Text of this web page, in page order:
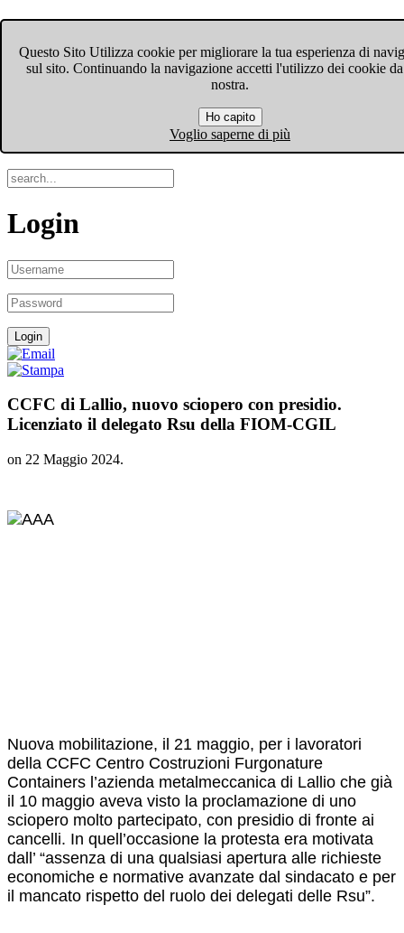
Questo Sito Utilizza cookie per migliorare la tua esperienza di
sul sito. Continuando la navigazione accetti l'utilizzo dei cookie
nostra.
Ho capito
Voglio saperne di più
Login
CCFC di Lallio, nuovo sciopero con presidio.
Licenziato il delegato Rsu della FIOM-CGIL
on 22 Maggio 2024.
Nuova mobilitazione, il 21 maggio, per i lavoratori
della CCFC Centro Costruzioni Furgonature
Containers l’azienda metalmeccanica di Lallio che già
il 10 maggio aveva visto la proclamazione di uno
sciopero molto partecipato, con presidio di fronte ai
cancelli. In quell’occasione la protesta era motivata
dall’ “assenza di una qualsiasi apertura alle richieste
economiche e normative avanzate dal sindacato e per
il mancato rispetto del ruolo dei delegati delle Rsu”.